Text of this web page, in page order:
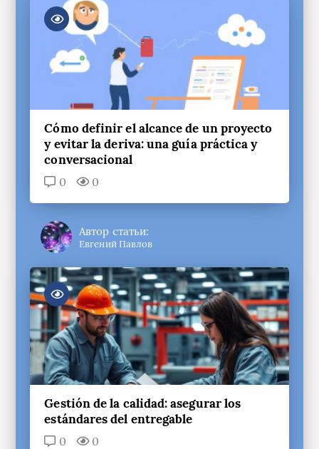
Cómo definir el alcance de un proyecto
y evitar la deriva: una guía práctica y
conversacional
0 0
Автор статьи:
Евгений Павлов
Gestión de la calidad: asegurar los
estándares del entregable
0 0